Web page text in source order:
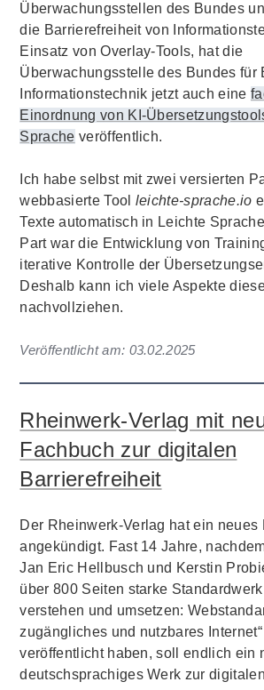
Überwachungsstellen des Bundes
die Barrierefreiheit von
Einsatz von Overlay-Tools, hat die
Überwachungsstelle des Bundes für
Informationstechnik jetzt auch eine
Einordnung von KI-
Sprache veröffentlich.
Ich habe selbst mit zwei versierten
webbasierte Tool leichte-sprache.io
Texte automatisch in Leichte
Part war die Entwicklung von
iterative Kontrolle der
Deshalb kann ich viele Aspekte
nachvollziehen.
Veröffentlicht am: 03.02.2025
Rheinwerk-Verlag mit
Fachbuch zur digitalen
Barrierefreiheit
Der Rheinwerk-Verlag hat ein neues
angekündigt. Fast 14 Jahre,
Jan Eric Hellbusch und Kerstin
über 800 Seiten starke
verstehen und umsetzen:
zugängliches und nutzbares
veröffentlicht haben, soll endlich ein
deutschsprachiges Werk zur